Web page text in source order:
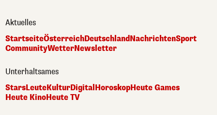
Aktuelles
StartseiteÖsterreichDeutschlandNachrichtenSport
CommunityWetterNewsletter
Unterhaltsames
StarsLeuteKulturDigital HoroskopHeute Games
Heute KinoHeute TV